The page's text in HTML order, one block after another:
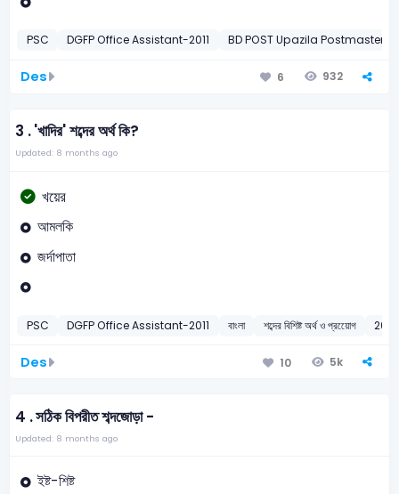
PSC DGFP Office Assistant-2011 BD POST Upazila Postmaster-
Des 6 932
3 .'খাদির' শব্দের অর্থ কি?
Updated: 8 months ago
খয়ের
আমলকি
জর্দাপাতা
PSC DGFP Office Assistant-2011 বাংলা শব্দের বিশিষ্ট অর্থ ও প্রয়োেগ 2011
Des 10 5k
4 .সঠিক বিপরীত শব্দজোড়া -
Updated: 8 months ago
ইষ্ট-শিষ্ট